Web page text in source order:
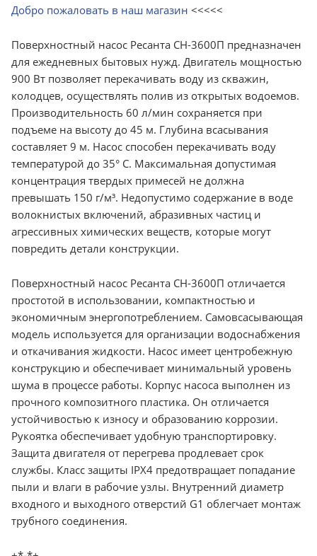
Добро пожаловать в наш магазин <<<<<
Поверхностный насос Ресанта СН-3600П предназначен
для ежедневных бытовых нужд. Двигатель мощностью
900 Вт позволяет перекачивать воду из скважин,
колодцев, осуществлять полив из открытых водоемов.
Производительность 60 л/мин сохраняется при
подъеме на высоту до 45 м. Глубина всасывания
составляет 9 м. Насос способен перекачивать воду
температурой до 35° C. Максимальная допустимая
концентрация твердых примесей не должна
превышать 150 г/м³. Недопустимо содержание в воде
волокнистых включений, абразивных частиц и
агрессивных химических веществ, которые могут
повредить детали конструкции.
Поверхностный насос Ресанта СН-3600П отличается
простотой в использовании, компактностью и
экономичным энергопотреблением. Самовсасывающая
модель используется для организации водоснабжения
и откачивания жидкости. Насос имеет центробежную
конструкцию и обеспечивает минимальный уровень
шума в процессе работы. Корпус насоса выполнен из
прочного композитного пластика. Он отличается
устойчивостью к износу и образованию коррозии.
Рукоятка обеспечивает удобную транспортировку.
Защита двигателя от перегрева продлевает срок
службы. Класс защиты IPX4 предотвращает попадание
пыли и влаги в рабочие узлы. Внутренний диаметр
входного и выходного отверстий G1 облегчает монтаж
трубного соединения.